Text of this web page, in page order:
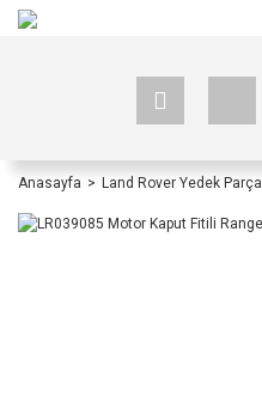
Anasayfa Land Rover Yedek Parça